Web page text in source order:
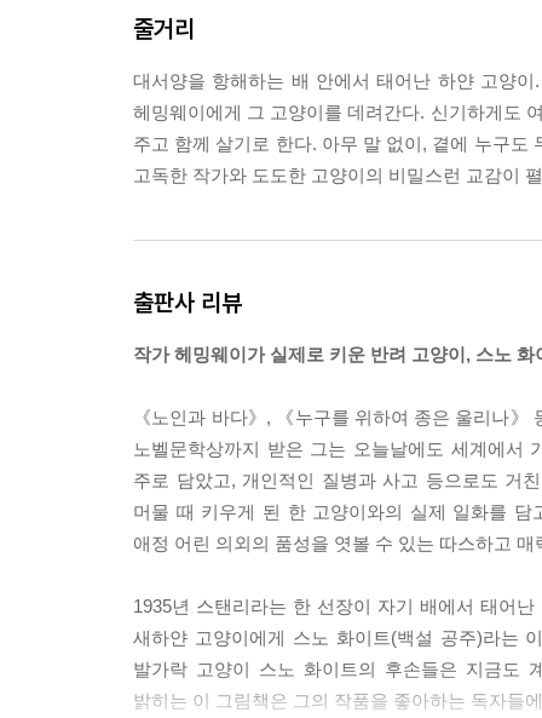
줄거리
대서양을 항해하는 배 안에서 태어난 하얀 고양
헤밍웨이에게 그 고양이를 데려간다. 신기하게도
주고 함께 살기로 한다. 아무 말 없이, 곁에 누구도
고독한 작가와 도도한 고양이의 비밀스런 교감이
출판사 리뷰
작가 헤밍웨이가 실제로 키운 반려 고양이, 스노 화
《노인과 바다》, 《누구를 위하여 종은 울리나
노벨문학상까지 받은 그는 오늘날에도 세계에서
주로 담았고, 개인적인 질병과 사고 등으로도 거
머물 때 키우게 된 한 고양이와의 실제 일화를
애정 어린 의외의 품성을 엿볼 수 있는 따스하고
1935년 스탠리라는 한 선장이 자기 배에서 태어
새하얀 고양이에게 스노 화이트(백설 공주)라는
발가락 고양이 스노 화이트의 후손들은 지금도
밝히는 이 그림책은 그의 작품을 좋아하는 독자들